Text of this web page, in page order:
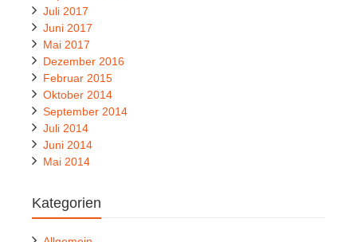
Juli 2017
Juni 2017
Mai 2017
Dezember 2016
Februar 2015
Oktober 2014
September 2014
Juli 2014
Juni 2014
Mai 2014
Kategorien